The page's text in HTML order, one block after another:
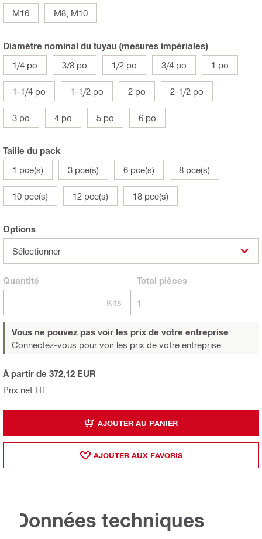
M16
M8, M10
Diamètre nominal du tuyau (mesures impériales)
1/4 po
3/8 po 1/2 po 3/4 po 1 po
1-1/4 po 1-1/2 po 2 po 2-1/2 po
3 po 4 po 5 po 6 po
Taille du pack
1 pce(s)
3 pce(s) 6 pce(s) 8 pce(s)
10 pce(s) 12 pce(s) 18 pce(s)
Options
Sélectionner
Quantité
Kits
Total pièces
1
Vous ne pouvez pas voir les prix de votre entreprise
Connectez-vous pour voir les prix de votre entreprise.
Prix net HT
À partir de 372,12 EUR
AJOUTER AU PANIER
AJOUTER AUX FAVORIS
Données techniques